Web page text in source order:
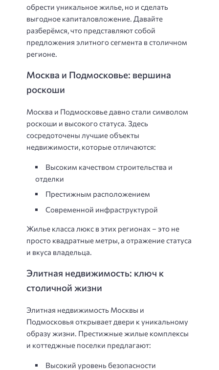
обрести уникальное жилье, но и сделать
выгодное капиталовложение. Давайте
разберёмся, что представляют собой
предложения элитного сегмента в столичном
регионе.
Москва и Подмосковье: вершина
роскоши
Москва и Подмосковье давно стали символом
роскоши и высокого статуса. Здесь
сосредоточены лучшие объекты
недвижимости, которые отличаются:
Высоким качеством строительства и
отделки
Престижным расположением
Современной инфраструктурой
Жилье класса люкс в этих регионах – это не
просто квадратные метры, а отражение статуса
и вкуса владельца.
Элитная недвижимость: ключ к
столичной жизни
Элитная недвижимость Москвы и
Подмосковья открывает двери к уникальному
образу жизни. Престижные жилые комплексы
и коттеджные поселки предлагают:
Высокий уровень безопасности